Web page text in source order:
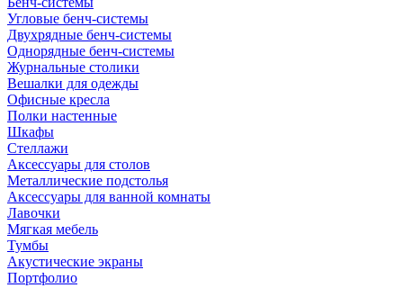
Угловые бенч-системы
Двухрядные бенч-системы
Однорядные бенч-системы
Журнальные столики
Вешалки для одежды
Офисные кресла
Полки настенные
Шкафы
Стеллажи
Аксессуары для столов
Металлические подстолья
Аксессуары для ванной комнаты
Лавочки
Мягкая мебель
Тумбы
Акустические экраны
Портфолио